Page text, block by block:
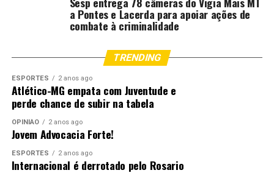
RELATED TOPICS: ÁREAS ATINGIDAS CIVIL
CRÍTICAS
CUIABA..CBA DEFESA DESTAQUE
Procon de Cuiabá mantém plantão durante operação
que remove cabos irregulares
DON'T MISS
Revitalização de quadras fortalece esporte, convivência
e pertencimento no Parque Cuiabá
a Pontes e Lacerda para apoiar ações de
combate à criminalidade
TRENDING
ESPORTES 2 anos ago
Atlético-MG empata com Juventude e
perde chance de subir na tabela
OPINIÃO 2 anos ago
Jovem Advocacia Forte!
ESPORTES 2 anos ago
Internacional é derrotado pelo Rosario